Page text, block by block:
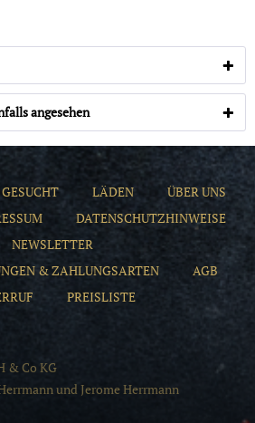
angesehen
LÄDEN
ÜBER UNS
DATENSCHUTZHINWEISE
NEWSLETTER
& ZAHLUNGSARTEN
AGB
PREISLISTE
& Co KG
und Jerome Herrmann